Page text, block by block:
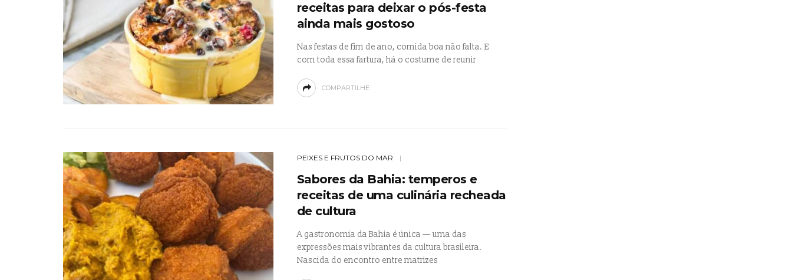
receitas para deixar o pós-festa
ainda mais gostoso
Nas festas de fim de ano, comida boa não falta. E
com toda essa fartura, há o costume de reunir
COMPARTILHE
PEIXES E FRUTOS DO MAR
Sabores da Bahia: temperos e
receitas de uma culinária recheada
de cultura
A gastronomia da Bahia é única — uma das
expressões mais vibrantes da cultura brasileira.
Nascida do encontro entre matrizes